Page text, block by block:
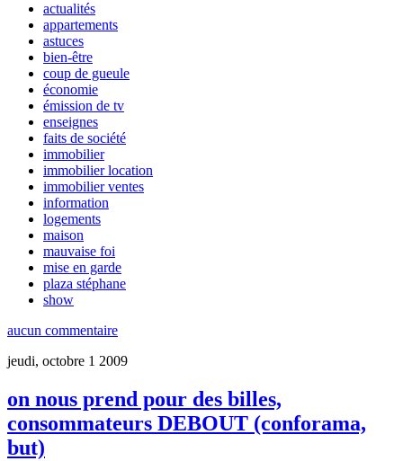
actualités
appartements
astuces
bien-être
coup de gueule
économie
émission de tv
enseignes
faits de société
immobilier
immobilier location
immobilier ventes
information
logements
maison
mauvaise foi
mise en garde
plaza stéphane
show
aucun commentaire
jeudi, octobre 1 2009
on nous prend pour des billes,
consommateurs DEBOUT (conforama,
but)